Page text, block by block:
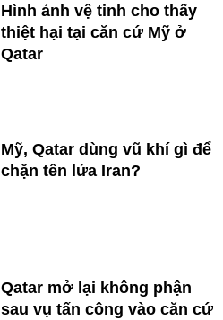
Hình ảnh vệ tinh cho thấy
thiệt hại tại căn cứ Mỹ ở
Qatar
Mỹ, Qatar dùng vũ khí gì để
chặn tên lửa Iran?
Qatar mở lại không phận
sau vụ tấn công vào căn cứ